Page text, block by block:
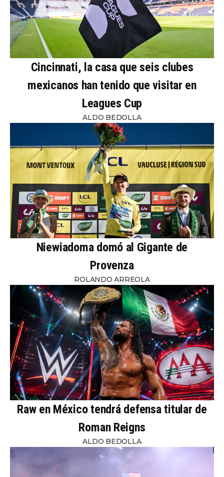
Cincinnati, la casa que seis clubes
mexicanos han tenido que visitar en
Leagues Cup
ALDO BEDOLLA
Niewiadoma domó al Gigante de
Provenza
ROLANDO ARREOLA
Raw en México tendrá defensa titular de
Roman Reigns
ALDO BEDOLLA